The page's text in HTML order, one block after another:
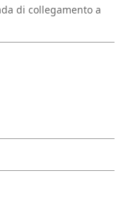
di collegamento a